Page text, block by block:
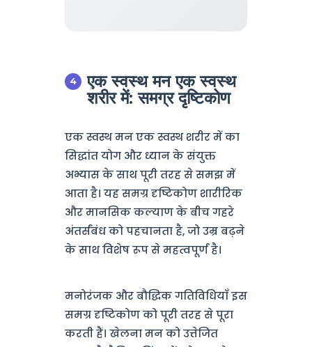
एक स्वस्थ मन एक स्वस्थ
शरीर में: समग्र दृष्टिकोण
एक स्वस्थ मन एक स्वस्थ शरीर में का
सिद्धांत योग और ध्यान के संयुक्त
अभ्यास के साथ पूरी तरह से समझ में
आता है। यह समग्र दृष्टिकोण शारीरिक
और मानसिक कल्याण के बीच गहरे
अंतर्संबंध को पहचानता है, जो उम्र बढ़ने
के साथ विशेष रूप से महत्वपूर्ण है।
मनोरंजक और बौद्धिक गतिविधियाँ इस
समग्र दृष्टिकोण को पूरी तरह से पूरा
करती हैं। खेलना मन को उत्तेजित